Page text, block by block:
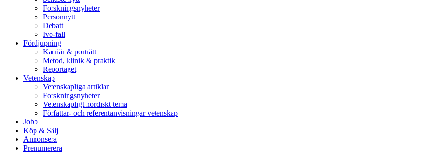
Forskningsnyheter
Personnytt
Debatt
Ivo-fall
Fördjupning
Karriär & porträtt
Metod, klinik & praktik
Reportaget
Vetenskap
Vetenskapliga artiklar
Forskningsnyheter
Vetenskapligt nordiskt tema
Författar- och referentanvisningar vetenskap
Jobb
Köp & Sälj
Annonsera
Prenumerera